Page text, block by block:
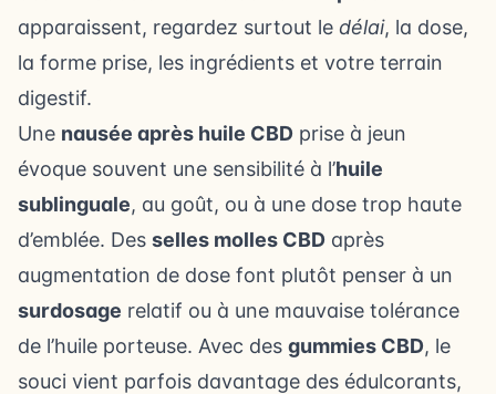
apparaissent, regardez surtout le délai, la dose,
la forme prise, les ingrédients et votre terrain
digestif.
Une nausée après huile CBD prise à jeun
évoque souvent une sensibilité à l’huile
sublinguale, au goût, ou à une dose trop haute
d’emblée. Des selles molles CBD après
augmentation de dose font plutôt penser à un
surdosage relatif ou à une mauvaise tolérance
de l’huile porteuse. Avec des gummies CBD, le
souci vient parfois davantage des édulcorants,